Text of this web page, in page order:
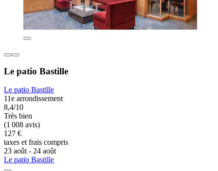
Le patio Bastille
Le patio Bastille
11e arrondissement
8,4/10
Très bien
(1 008 avis)
127 €
taxes et frais compris
23 août - 24 août
Le patio Bastille